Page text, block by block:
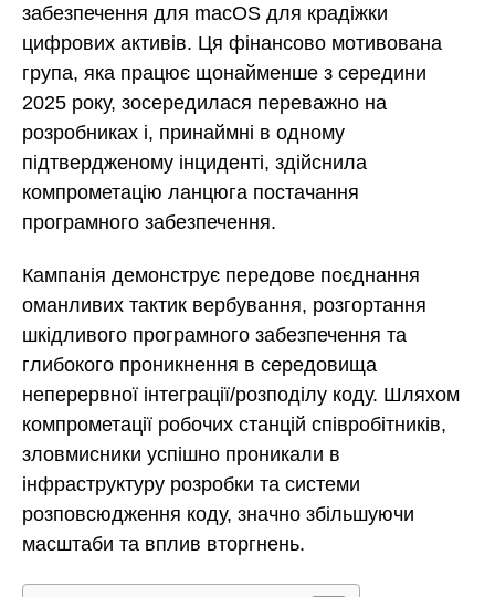
забезпечення для macOS для крадіжки
цифрових активів. Ця фінансово мотивована
група, яка працює щонайменше з середини
2025 року, зосередилася переважно на
розробниках і, принаймні в одному
підтвердженому інциденті, здійснила
компрометацію ланцюга постачання
програмного забезпечення.
Кампанія демонструє передове поєднання
оманливих тактик вербування, розгортання
шкідливого програмного забезпечення та
глибокого проникнення в середовища
неперервної інтеграції/розподілу коду. Шляхом
компрометації робочих станцій співробітників,
зловмисники успішно проникали в
інфраструктуру розробки та системи
розповсюдження коду, значно збільшуючи
масштаби та вплив вторгнень.